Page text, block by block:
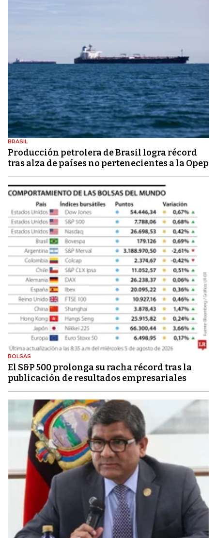
BRASIL
Producción petrolera de Brasil logra récord
tras alza de países no pertenecientes a la Opep
BOLSAS
El S&P 500 prolonga su racha récord tras la
publicación de resultados empresariales